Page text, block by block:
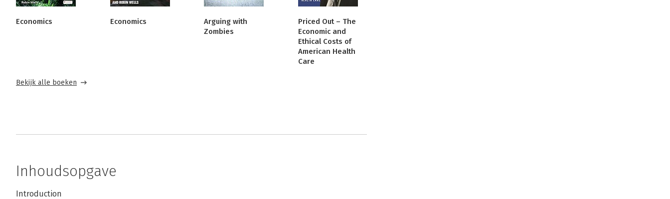
Economics Economics
Arguing with
Zombies
Priced Out – The
Economic and
Ethical Costs of
American Health
Care
Bekijk alle boeken
Inhoudsopgave
Introduction